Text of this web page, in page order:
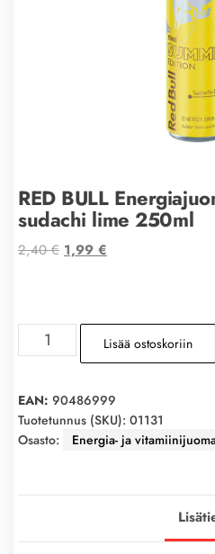
RED BULL
sudachi lime 250ml
2,40€ Alkuperäinen
1,99 €
BULL
summer
sudachi
lime
Lisää ostoskoriin
EAN: 90486999
Tuotetunnus (SKU): 01131
Osasto:
Energia- ja